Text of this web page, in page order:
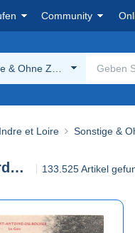
Community
& Ohne Zuordnung
et Loire Sonstige &
Sonstige & Ohne Zuordnung 133.525 Artikel